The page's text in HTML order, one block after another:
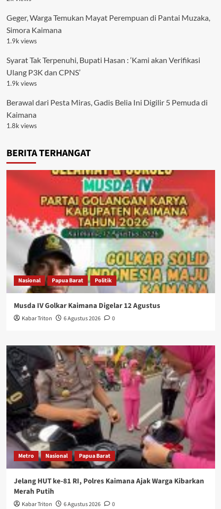
Geger, Warga Temukan Mayat Perempuan di Pantai Muzaka,
Simora Kaimana
1.9k views
Syarat Tak Terpenuhi, Bupati Hasan : ‘Kami akan Verifikasi
Ulang P3K dan CPNS’
1.9k views
Berawal dari Pesta Miras, Gadis Belia Ini Digilir 5 Pemuda di
Kaimana
1.8k views
BERITA TERHANGAT
Nasional Papua Barat Politik
Musda IV Golkar Kaimana Digelar 12 Agustus
Kabar Triton 6 Agustus 2026 0
Metro Nasional Papua Barat
Jelang HUT ke-81 RI, Polres Kaimana Ajak Warga Kibarkan
Merah Putih
Kabar Triton 6 Agustus 2026 0